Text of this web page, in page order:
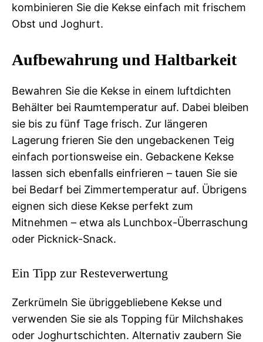
kombinieren Sie die Kekse einfach mit frischem
Obst und Joghurt.
Aufbewahrung und Haltbarkeit
Bewahren Sie die Kekse in einem luftdichten
Behälter bei Raumtemperatur auf. Dabei bleiben
sie bis zu fünf Tage frisch. Zur längeren
Lagerung frieren Sie den ungebackenen Teig
einfach portionsweise ein. Gebackene Kekse
lassen sich ebenfalls einfrieren – tauen Sie sie
bei Bedarf bei Zimmertemperatur auf. Übrigens
eignen sich diese Kekse perfekt zum
Mitnehmen – etwa als Lunchbox-Überraschung
oder Picknick-Snack.
Ein Tipp zur Resteverwertung
Zerkrümeln Sie übriggebliebene Kekse und
verwenden Sie sie als Topping für Milchshakes
oder Joghurtschichten. Alternativ zaubern Sie